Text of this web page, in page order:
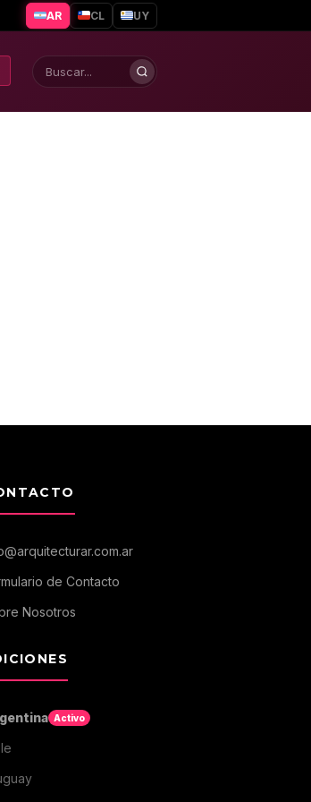
AR CL UY
de Contacto
Nosotros
Activo